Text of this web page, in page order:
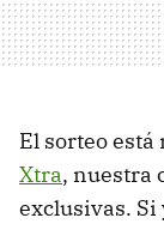
El sorteo
Xtra, nuestra
exclusivas. Si